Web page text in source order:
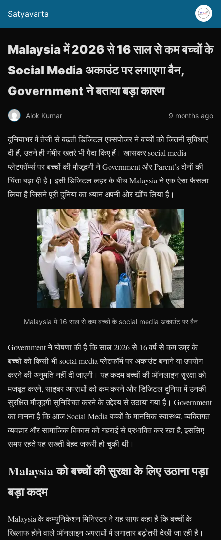
Satyavarta
Malaysia में 2026 से 16 साल से कम बच्चों के
Social Media अकाउंट पर लगाएगा बैन,
Government ने बताया बड़ा कारण
Alok Kumar 9 months ago
दुनियाभर में तेजी से बढ़ती डिजिटल एक्सपोजर ने बच्चों को जितनी सुविधाएं
दी हैं, उतने ही गंभीर खतरे भी पैदा किए हैं। खासकर social media
प्लेटफॉर्म्स पर बच्चों की मौजूदगी ने Government और Parent’s दोनों की
चिंता बढ़ा दी है। इसी डिजिटल लहर के बीच Malaysia ने एक ऐसा फैसला
लिया है जिसने पूरी दुनिया का ध्यान अपनी ओर खींच लिया है।
Malaysia मे 16 साल से कम बच्चो के social media अकाउंट पर बैन
Government ने घोषणा की है कि साल 2026 से 16 वर्ष से कम उम्र के
बच्चों को किसी भी social media प्लेटफॉर्म पर अकाउंट बनाने या उपयोग
करने की अनुमति नहीं दी जाएगी। यह कदम बच्चों की ऑनलाइन सुरक्षा को
मजबूत करने, साइबर अपराधों को कम करने और डिजिटल दुनिया में उनकी
सुरक्षित मौजूदगी सुनिश्चित करने के उद्देश्य से उठाया गया है। Government
का मानना है कि आज Social Media बच्चों के मानसिक स्वास्थ्य, व्यक्तिगत
व्यवहार और सामाजिक विकास को गहराई से प्रभावित कर रहा है, इसलिए
समय रहते यह सख्ती बेहद जरूरी हो चुकी थी।
Malaysia को बच्चों की सुरक्षा के लिए उठाना पड़ा
बड़ा कदम
Malaysia के कम्युनिकेशन मिनिस्टर ने यह साफ कहा है कि बच्चों के
खिलाफ होने वाले ऑनलाइन अपराधों में लगातार बढ़ोतरी देखी जा रही है।